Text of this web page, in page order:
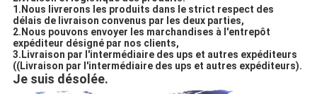
1.Nous livrerons les produits dans le strict respect des
délais de livraison convenus par les deux parties,
2.Nous pouvons envoyer les marchandises à l'entrepôt
expéditeur désigné par nos clients,
3.Livraison par l'intermédiaire des ups et autres expéditeurs
((Livraison par l'intermédiaire des ups et autres expéditeurs).
Je suis désolée.